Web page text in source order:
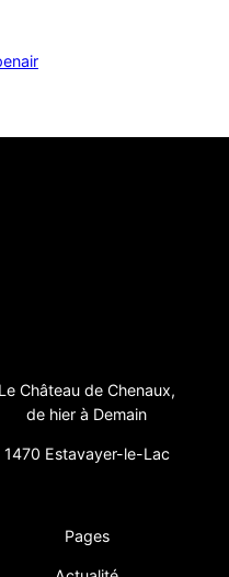
Le Château de Chenaux,
de hier à Demain
1470 Estavayer-le-Lac
Pages